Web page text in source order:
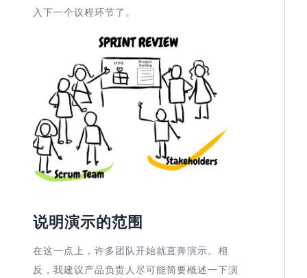
入下一个议程环节了。
说明演示的范围
在这一点上，许多团队开始就直奔演示。相
反，我建议产品负责人尽可能简要概述一下演